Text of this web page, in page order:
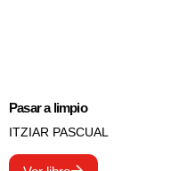
Pasar a limpio
ITZIAR PASCUAL